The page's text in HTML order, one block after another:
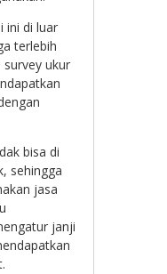
ini di luar
terlebih
ukur
bisa di
sehingga
jasa
janji